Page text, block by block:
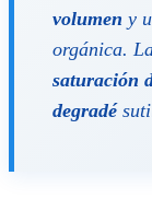
volumen y
orgánica.
saturación
degradé